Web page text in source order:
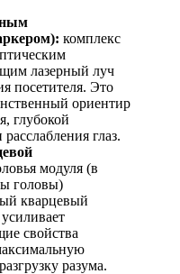
комплекс
лазерный луч
посетителя. Это
ориентир
глубокой
глаз.
модуля (в
головы)
кварцевый
свойства
разума.